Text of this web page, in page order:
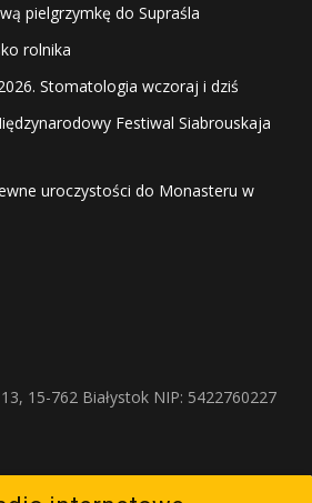
pielgrzymkę do Supraśla
rolnika
Stomatologia wczoraj i dziś
Festiwal Siabrouskaja
uroczystości do Monasteru w
15-762 Białystok NIP: 5422760227